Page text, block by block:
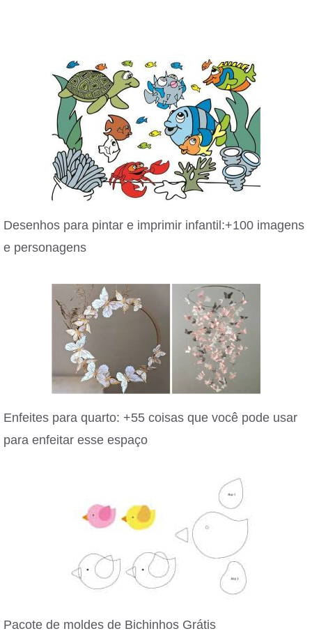
Desenhos para pintar e imprimir infantil:+100 imagens
e personagens
Enfeites para quarto: +55 coisas que você pode usar
para enfeitar esse espaço
Pacote de moldes de Bichinhos Grátis